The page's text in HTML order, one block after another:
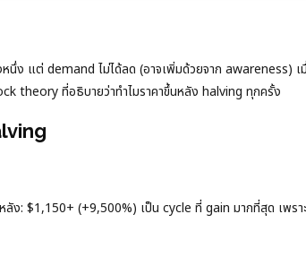
นึ่ง แต่ demand ไม่ได้ลด (อาจเพิ่มด้วยจาก awareness)
theory ที่อธิบายว่าทำไมราคาขึ้นหลัง halving ทุกครั้ง
ลัง: $1,150+ (+9,500%) เป็น cycle ที่ gain มากที่สุด เพ